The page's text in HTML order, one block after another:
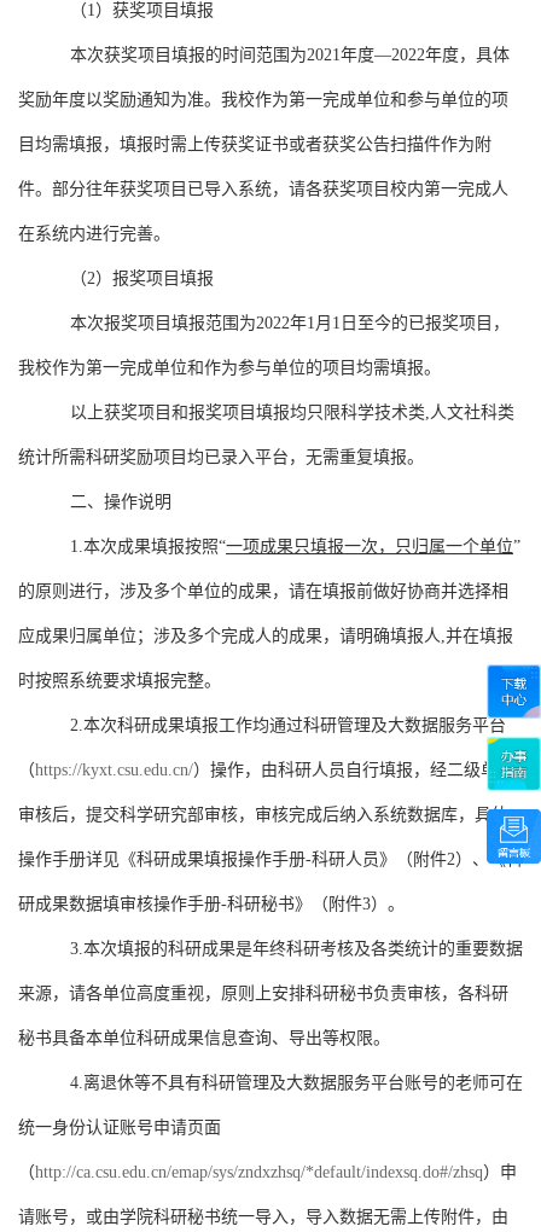
（1）获奖项目填报
本次获奖项目填报的时间范围为2021年度—2022年度，具体
奖励年度以奖励通知为准。我校作为第一完成单位和参与单位的项
目均需填报，填报时需上传获奖证书或者获奖公告扫描件作为附
件。部分往年获奖项目已导入系统，请各获奖项目校内第一完成人
在系统内进行完善。
（2）报奖项目填报
本次报奖项目填报范围为2022年1月 1 日至今的已报奖项目，
我校作为第一完成单位和作为参与单位的项目均需填报。
以上获奖项目和报奖项目填报均只限科学技术类,人文社科类
统计所需科研奖励项目均已录入平台， 无需重复填报。
二、操作说明
1.本次成果填报按照“一项成果只填报一次，只归属一个单位”
的原则进行，涉及多个单位的成果，请在填报前做好协商并选择相
应成果归属单位；涉及多个完成人的成果，请明确填报人,并在填报
时按照系统要求填报完整。
2.本次科研成果填报工作均通过科研管理及大数据服务平台
（https://kyxt.csu.edu.cn/）操作，由科研人员自行填报，经二级单位
审核后，提交科学研究部审核，审核完成后纳入系统数据库，具体
操作手册详见《科研成果填报操作手册-科研人员》（附件2）、《科
研成果数据填审核操作手册-科研秘书》（附件3）。
3.本次填报的科研成果是年终科研考核及各类统计的重要数据
来源，请各单位高度重视，原则上安排科研秘书负责审核，各科研
秘书具备本单位科研成果信息查询、导出等权限。
4.离退休等不具有科研管理及大数据服务平台账号的老师可在
统一身份认证账号申请页面
（http://ca.csu.edu.cn/emap/sys/zndxzhsq/*default/indexsq.do#/zhsq）申
请账号，或由学院科研秘书统一导入，导入数据无需上传附件，由